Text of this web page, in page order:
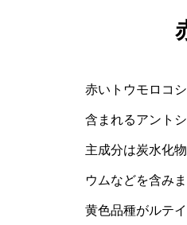
赤いトウモロコ
含まれるアント
主成分は炭水化
ウムなどを含みま
黄色品種がルテ